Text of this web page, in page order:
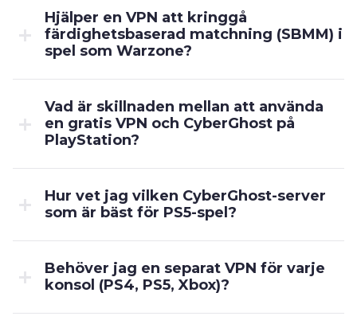
Hjälper en VPN att kringgå
färdighetsbaserad matchning (SBMM) i
spel som Warzone?
Vad är skillnaden mellan att använda
en gratis VPN och CyberGhost på
PlayStation?
Hur vet jag vilken CyberGhost-server
som är bäst för PS5-spel?
Behöver jag en separat VPN för varje
konsol (PS4, PS5, Xbox)?